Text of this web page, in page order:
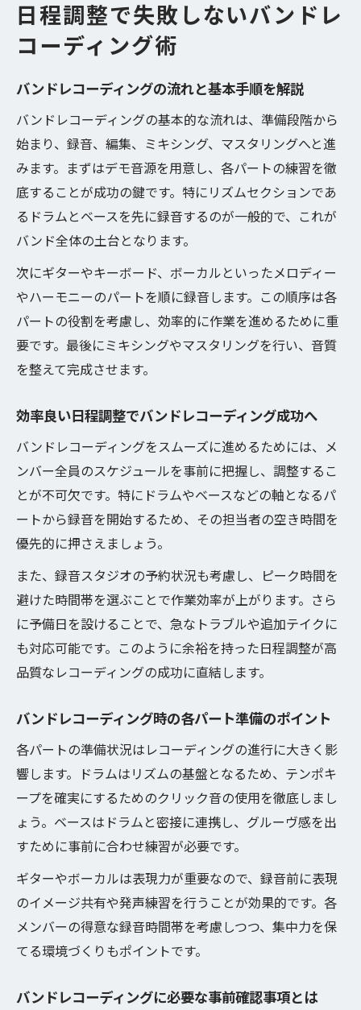
バンドレコーディングに必要な事前確認事
項とは
無駄を省くバンドレコーディング計画の立
て方
録音順とスケジュール管理の実践テクニック
バンドレコーディングの順番決定と進行の
コツ
録音順から考えるバンドレコーディングの
段取り術
バンドレコーディングにおける時間配分の
基本
ドラムやベース録音時間の最適な確保方法
ボーカルレコーディングまでの流れを徹底
解説
予備日も確保した賢いレコーディング日程
決め方
予備日設定でバンドレコーディングのリス
ク回避
バンドレコーディング時に備える予期せぬ
トラブル対策
バンドレコーディング成功のための余裕あ
るスケジュール術
レコーディングスタジオと予備日確保の重
要性
ボーカル録音も安心の進行スケジュール法
介
バンドレコーディングでのボーカル録音の
流れとは
納得できるテイクを残すボーカル進行法
バンドレコーディング時のボーカル準備ポ
イント
短時間で成果を出すボーカルレコーディン
グ実践術
録音から仕上げまで逆算する段取りの極意
バンドレコーディングから仕上げまでの全
発売日から逆算したバンドレコーディング
日程調整で失敗しないバンドレ
コーディング術
バンドレコーディングの流れと基本手順を解説
バンドレコーディングの基本的な流れは、準備段階から
始まり、録音、編集、ミキシング、マスタリングへと進
みます。まずはデモ音源を用意し、各パートの練習を徹
底することが成功の鍵です。特にリズムセクションであ
るドラムとベースを先に録音するのが一般的で、これが
バンド全体の土台となります。
次にギターやキーボード、ボーカルといったメロディー
やハーモニーのパートを順に録音します。この順序は各
パートの役割を考慮し、効率的に作業を進めるために重
要です。最後にミキシングやマスタリングを行い、音質
を整えて完成させます。
効率良い日程調整でバンドレコーディング成功へ
バンドレコーディングをスムーズに進めるためには、メ
ンバー全員のスケジュールを事前に把握し、調整するこ
とが不可欠です。特にドラムやベースなどの軸となるパ
ートから録音を開始するため、その担当者の空き時間を
優先的に押さえましょう。
また、録音スタジオの予約状況も考慮し、ピーク時間を
避けた時間帯を選ぶことで作業効率が上がります。さら
に予備日を設けることで、急なトラブルや追加テイクに
も対応可能です。このように余裕を持った日程調整が高
品質なレコーディングの成功に直結します。
バンドレコーディング時の各パート準備のポイント
各パートの準備状況はレコーディングの進行に大きく影
響します。ドラムはリズムの基盤となるため、テンポキ
ープを確実にするためのクリック音の使用を徹底しまし
ょう。ベースはドラムと密接に連携し、グルーヴ感を出
すために事前に合わせ練習が必要です。
ギターやボーカルは表現力が重要なので、録音前に表現
のイメージ共有や発声練習を行うことが効果的です。各
メンバーの得意な録音時間帯を考慮しつつ、集中力を保
てる環境づくりもポイントです。
バンドレコーディングに必要な事前確認事項とは